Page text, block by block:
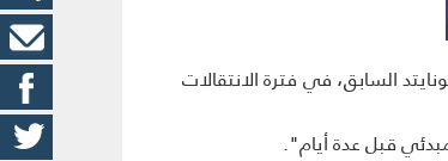
السابق، في فترة الانتقالات
قبل عدة أيام".